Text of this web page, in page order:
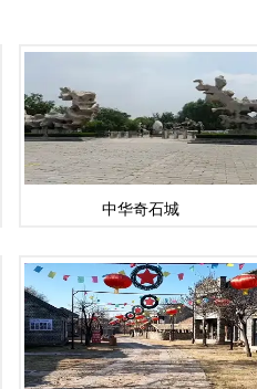
中华奇石城